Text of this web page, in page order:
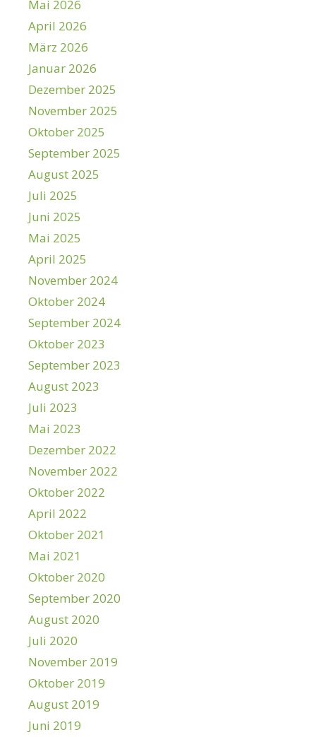
Mai 2026
April 2026
März 2026
Januar 2026
Dezember 2025
November 2025
Oktober 2025
September 2025
August 2025
Juli 2025
Juni 2025
Mai 2025
April 2025
November 2024
Oktober 2024
September 2024
Oktober 2023
September 2023
August 2023
Juli 2023
Mai 2023
Dezember 2022
November 2022
Oktober 2022
April 2022
Oktober 2021
Mai 2021
Oktober 2020
September 2020
August 2020
Juli 2020
November 2019
Oktober 2019
August 2019
Juni 2019